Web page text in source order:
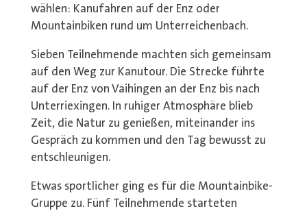
wählen: Kanufahren auf der Enz oder
Mountainbiken rund um Unterreichenbach.
Sieben Teilnehmende machten sich gemeinsam
auf den Weg zur Kanutour. Die Strecke führte
auf der Enz von Vaihingen an der Enz bis nach
Unterriexingen. In ruhiger Atmosphäre blieb
Zeit, die Natur zu genießen, miteinander ins
Gespräch zu kommen und den Tag bewusst zu
entschleunigen.
Etwas sportlicher ging es für die Mountainbike-
Gruppe zu. Fünf Teilnehmende starteten